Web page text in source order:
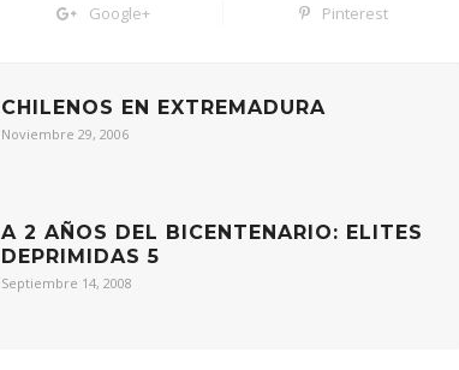
Google+ Pinterest
CHILENOS EN EXTREMADURA
Noviembre 29, 2006
A 2 AÑOS DEL BICENTENARIO: ELITES
DEPRIMIDAS 5
Septiembre 14, 2008